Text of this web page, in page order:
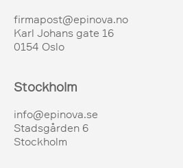
firmapost@epinova.no
Karl Johans gate 16
0154 Oslo
Stockholm
info@epinova.se
Stadsgården 6
Stockholm